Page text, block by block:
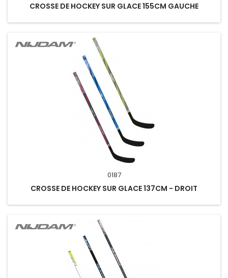
CROSSE DE HOCKEY SUR GLACE 155CM GAUCHE
0187
CROSSE DE HOCKEY SUR GLACE 137CM - DROIT